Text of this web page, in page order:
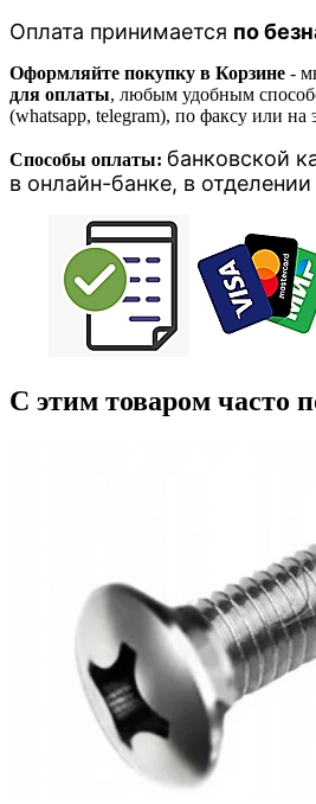
Оплата принимается по
Оформляйте покупку в Корзине -
для оплаты, любым удобным
(whatsapp, telegram), по факсу или на
Способы оплаты: банковской
в онлайн-банке, в
С этим товаром часто